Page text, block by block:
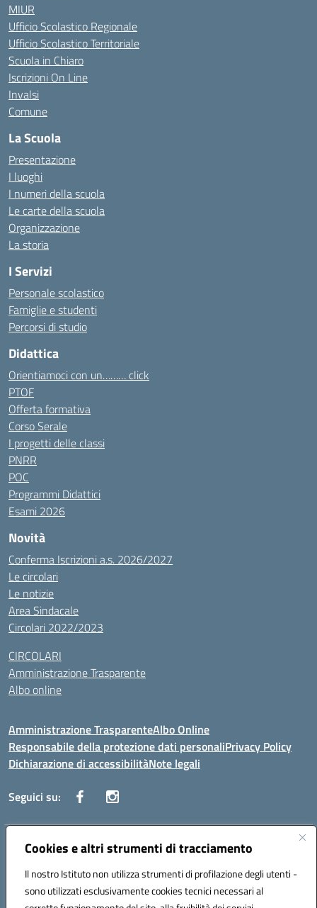
Cookies e altri strumenti di tracciamento
Il nostro Istituto non utilizza strumenti di profilazione degli utenti -
sono utilizzati esclusivamente cookies tecnici necessari al
MIUR
Ufficio Scolastico Regionale
Ufficio Scolastico Territoriale
Scuola in Chiaro
Iscrizioni On Line
Invalsi
Comune
La Scuola
Presentazione
I luoghi
I numeri della scuola
Le carte della scuola
Organizzazione
La storia
I Servizi
Personale scolastico
Famiglie e studenti
Percorsi di studio
Didattica
Orientiamoci con un……… click
PTOF
Offerta formativa
Corso Serale
I progetti delle classi
PNRR
POC
Programmi Didattici
Esami 2026
Novità
Conferma Iscrizioni a.s. 2026/2027
Le circolari
Le notizie
Area Sindacale
Circolari 2022/2023
CIRCOLARI
Amministrazione Trasparente
Albo online
Amministrazione TrasparenteAlbo Online
Responsabile della protezione dati personaliPrivacy Policy
Dichiarazione di accessibilitàNote legali
Seguici su:
Indirizzo:Corso Vittorio Emanuele, 27 90133 - Palermo
Posta elettronica certificata (PEC):pais03600r@pec.istruzione.it
Codice fiscale: 97308550827